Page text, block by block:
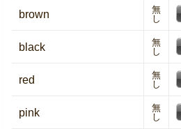
brown
無
し
black
無
し
red
無
し
pink
無
し